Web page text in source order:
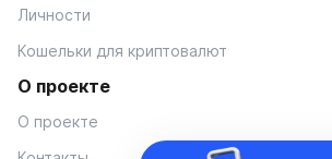
Личности
Кошельки для криптовалют
О проекте
О проекте